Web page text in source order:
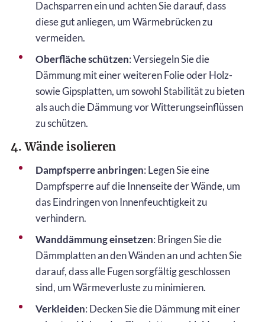
Dachsparren ein und achten Sie darauf, dass
diese gut anliegen, um Wärmebrücken zu
vermeiden.
Oberfläche schützen: Versiegeln Sie die
Dämmung mit einer weiteren Folie oder Holz-
sowie Gipsplatten, um sowohl Stabilität zu bieten
als auch die Dämmung vor Witterungseinflüssen
zu schützen.
4. Wände isolieren
Dampfsperre anbringen: Legen Sie eine
Dampfsperre auf die Innenseite der Wände, um
das Eindringen von Innenfeuchtigkeit zu
verhindern.
Wanddämmung einsetzen: Bringen Sie die
Dämmplatten an den Wänden an und achten Sie
darauf, dass alle Fugen sorgfältig geschlossen
sind, um Wärmeverluste zu minimieren.
Verkleiden: Decken Sie die Dämmung mit einer